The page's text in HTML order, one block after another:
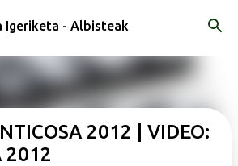
eta joan eduki nagusira
Igeriketa - Albisteak
2012 | VIDEO:
2012